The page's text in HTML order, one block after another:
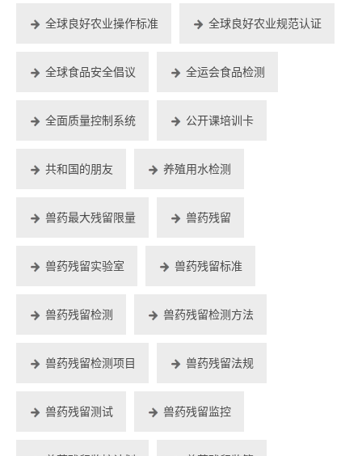
全球良好农业操作标准 全球良好农业规范认证
全球食品安全倡议 全运会食品检测
全面质量控制系统 公开课培训卡
共和国的朋友 养殖用水检测
兽药最大残留限量 兽药残留
兽药残留实验室 兽药残留标准
兽药残留检测 兽药残留检测方法
兽药残留检测项目 兽药残留法规
兽药残留测试 兽药残留监控